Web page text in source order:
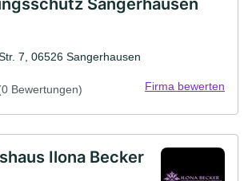
Sangerhausen
7, 06526 Sangerhausen
Bewertungen) Firma bewerten
Ilona Becker